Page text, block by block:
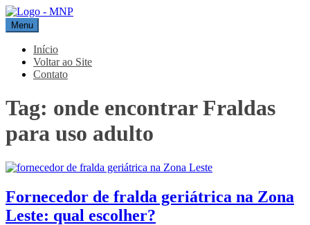
Pular
para
o
conteúdo
MNP
Blog
Menu
Início
Voltar ao Site
Contato
Tag: onde encontrar Fraldas
para uso adulto
Fornecedor de fralda geriátrica na Zona
Leste: qual escolher?